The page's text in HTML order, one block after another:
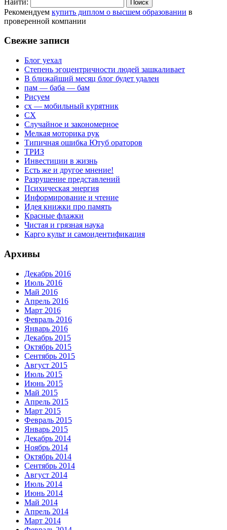
Рекомендуем купить диплом о высшем образовании в
проверенной компании
Свежие записи
Блог уехал
Степень эгоцентричности людей зашкаливает
В ближайший месяц блог будет удален
пам — баба — бам
Рисуем
сх — мобильный курятник
СХ
Случайное и закономерное
Мелкая моторика рук
Типичная ошибка Ютуб ораторов
ТРИЗ
Инвестиции в жизнь
Есть же и другое мнение!
Разрушение представлений
Психическая энергия
Информирование и чтение
Идея книжки про память
Красные флажки
Чистая и грязная наука
Карго культ и самоидентификация
Архивы
Декабрь 2016
Июль 2016
Май 2016
Апрель 2016
Март 2016
Февраль 2016
Январь 2016
Декабрь 2015
Октябрь 2015
Сентябрь 2015
Август 2015
Июль 2015
Июнь 2015
Май 2015
Апрель 2015
Март 2015
Февраль 2015
Январь 2015
Декабрь 2014
Ноябрь 2014
Октябрь 2014
Сентябрь 2014
Август 2014
Июль 2014
Июнь 2014
Май 2014
Апрель 2014
Март 2014